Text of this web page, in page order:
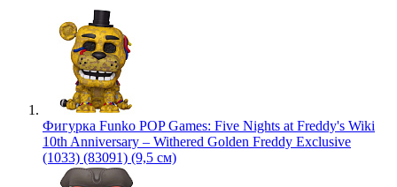
Фигурка Funko POP Games: Five Nights at Freddy's Wiki
10th Anniversary – Withered Golden Freddy Exclusive
(1033) (83091) (9,5 см)